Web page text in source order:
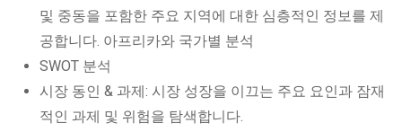
및 중동을 포함한 주요 지역에 대한 심층적인 정보를 제
공합니다. 아프리카와 국가별 분석
SWOT 분석
시장 동인 & 과제: 시장 성장을 이끄는 주요 요인과 잠재
적인 과제 및 위험을 탐색합니다.